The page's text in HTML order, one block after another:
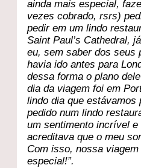
ainda mais especial,
vezes cobrado, rsrs)
pedir em um lindo
Saint Paul’s Cathedral,
eu, sem saber dos seus
havia ido antes para
dessa forma o plano
dia da viagem foi em
lindo dia que
pedido num lindo
um sentimento incrível
acreditava que o meu
Com isso, nossa
especial!”.